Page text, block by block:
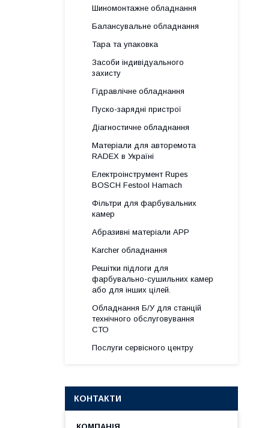
Шиномонтажне обладнання
Балансувальне обладнання
Тара та упаковка
Засоби індивідуального
захисту
Гідравлічне обладнання
Пуско-зарядні пристрої
Діагностичне обладнання
Матеріали для авторемота
RADEX в Україні
Електроінструмент Rupes
BOSCH Festool Hamach
Фільтри для фарбувальних
камер
Абразивні матеріали АРР
Karcher обладнання
Решітки підлоги для
фарбувально-сушильних камер
або для інших цілей.
Обладнання Б/У для станцій
технічного обслуговування
СТО
Послуги сервісного центру
КОНТАКТИ